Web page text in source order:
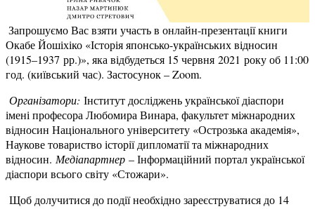
Запрошуємо Вас взяти участь в онлайн-презентації книги
Окабе Йошіхіко «Історія японсько-українських відносин
(1915–1937 рр.)», яка відбудеться 15 червня 2021 року об 11:00
год. (київський час). Застосунок – Zoom.
Організатори: Інститут досліджень української діаспори
імені професора Любомира Винара, факультет міжнародних
відносин Національного університету «Острозька академія»,
Наукове товариство історії дипломатії та міжнародних
відносин. Медіапартнер – Інформаційний портал української
діаспори всього світу «Стожари».
Щоб долучитися до події необхідно зареєструватися до 14